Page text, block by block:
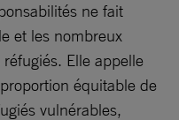
ne fait
et les nombreux
Elle appelle
équitable de
vulnérables,